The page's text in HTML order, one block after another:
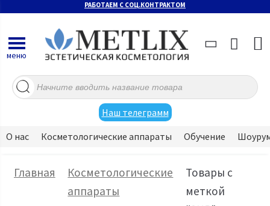
РАБОТАЕМ С СОЦ.КОНТРАКТОМ
Поиск
товаров
Наш телеграмм
меню
О нас Косметологические аппараты Обучение
Главная
Косметологические
аппараты
Товары с
меткой